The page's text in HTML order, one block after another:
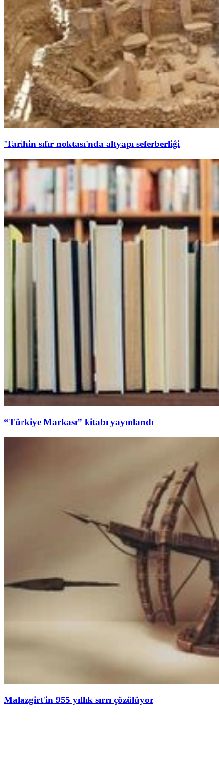
'Tarihin sıfır noktası'nda altyapı seferberliği
“Türkiye Markası” kitabı yayınlandı
Malazgirt'in 955 yıllık sırrı çözülüyor